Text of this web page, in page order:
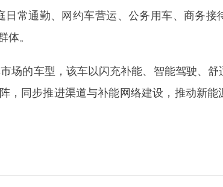
日常通勤、网约车营运、公务用车、商务接
体。
场的车型，该车以闪充补能、智能驾驶、
，同步推进渠道与补能网络建设，推动新能